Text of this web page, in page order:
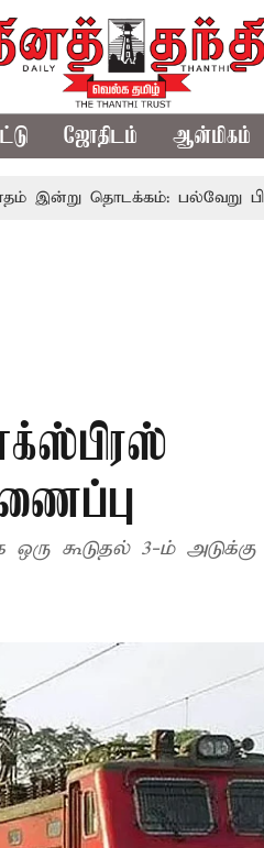
ஜோதிடம் ஆன்மிகம்
பல்வேறு
கூடுதல் 3-ம் அடுக்கு